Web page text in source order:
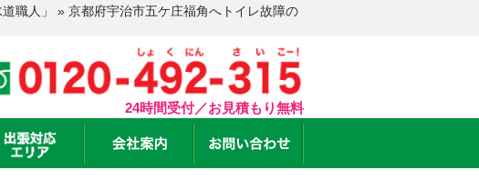
職人」 » 京都府宇治市五ケ庄福角へトイレ故障の
24時間受付／お見積もり無料